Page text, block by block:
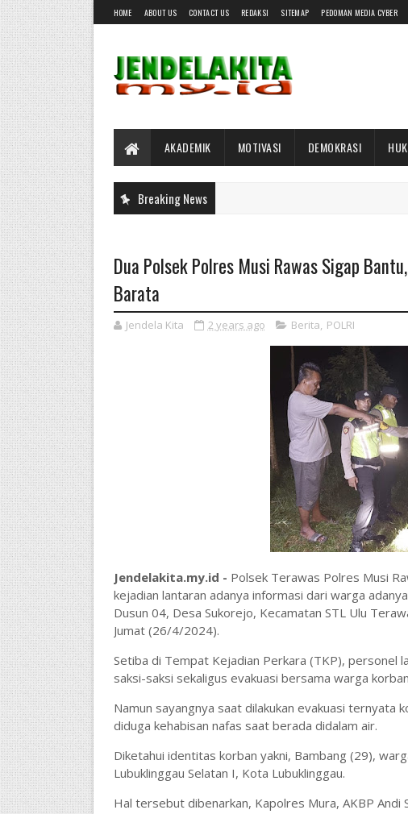
HOME ABOUT US CONTACT US REDAKSI SITEMAP PEDOMAN MEDIA CYBER
AKADEMIK MOTIVASI DEMOKRASI
Breaking News
Dua Polsek Polres Musi Rawas Sigap
Barata
Jendela Kita 2 years ago Berita, POLRI
Jendelakita.my.id - Polsek Terawas Polres Musi
kejadian lantaran adanya informasi dari warga
Dusun 04, Desa Sukorejo, Kecamatan STL Ulu
Jumat (26/4/2024).
Setiba di Tempat Kejadian Perkara (TKP), personel
saksi-saksi sekaligus evakuasi bersama warga
Namun sayangnya saat dilakukan evakuasi ternyata
diduga kehabisan nafas saat berada didalam air.
Diketahui identitas korban yakni, Bambang (29),
Lubuklinggau Selatan I, Kota Lubuklinggau.
Hal tersebut dibenarkan, Kapolres Mura, AKBP Andi